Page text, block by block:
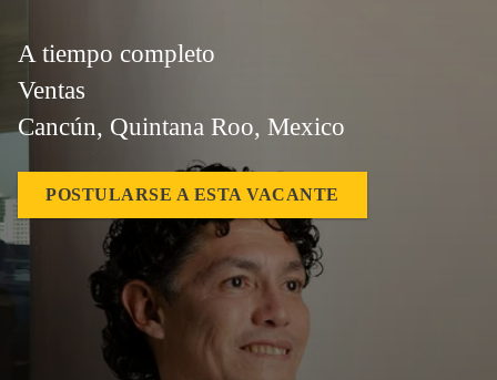
A tiempo completo
Ventas
Cancún, Quintana Roo, Mexico
POSTULARSE A ESTA VACANTE